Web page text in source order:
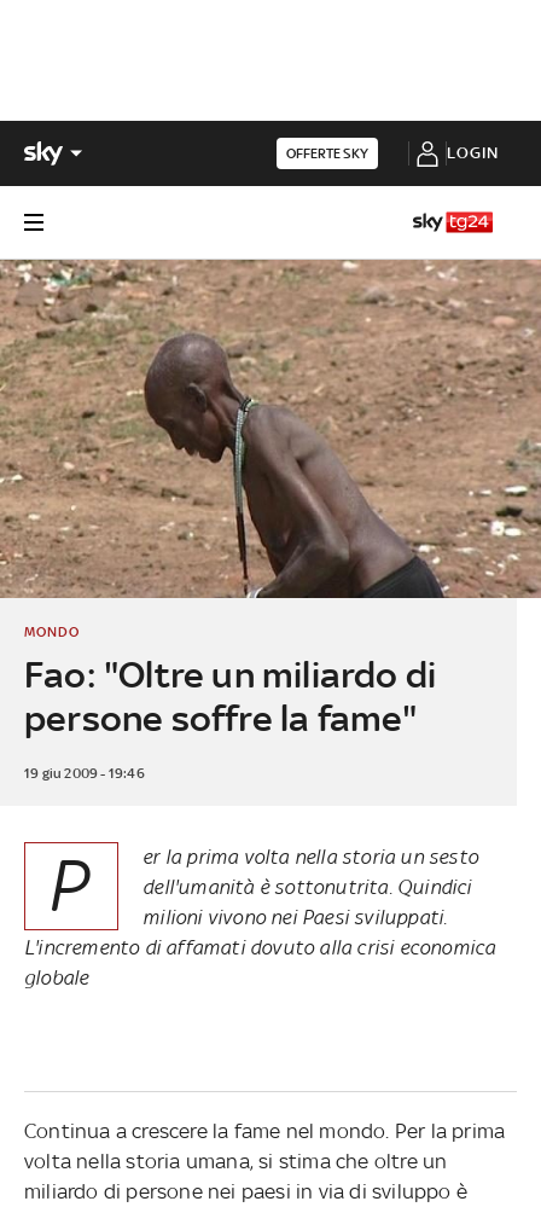
OFFERTE SKY LOGIN
Fao: "Oltre un miliardo di
persone soffre la fame"
MONDO
19 giu 2009 - 19:46
P
er la prima volta nella storia un sesto
dell'umanità è sottonutrita. Quindici
milioni vivono nei Paesi sviluppati.
L'incremento di affamati dovuto alla crisi economica
globale
Continua a crescere la fame nel mondo. Per la prima
volta nella storia umana, si stima che oltre un
miliardo di persone nei paesi in via di sviluppo è